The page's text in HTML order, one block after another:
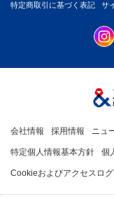
特定商取引に基づく表記
サ
会社情報 採用情報 ニュ
特定個人情報基本方針 個
Cookieおよびアクセスロ